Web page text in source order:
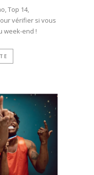
Top 14,
vérifier si vous
week-end !